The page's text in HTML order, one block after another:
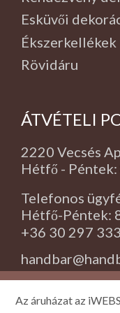
Esküvői
Ékszerkellékek
Rövidáru
ÁTVÉTELI
2220 Vecsés
Hétfő -
Telefonos
Hétfő-Péntek:
+36 30 297
Az áruházat az